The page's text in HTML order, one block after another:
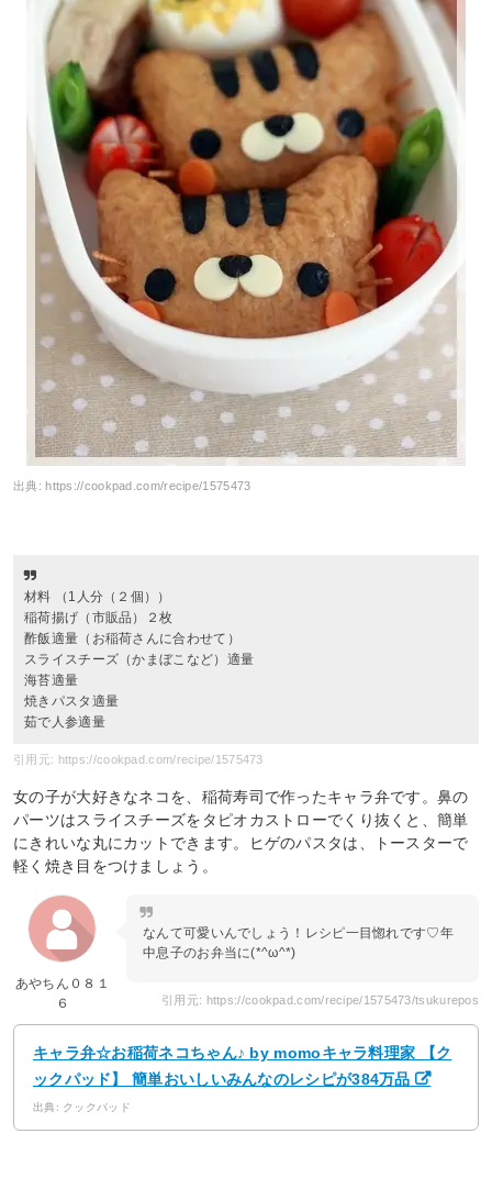
出典:https://cookpad.com/recipe/1575473
材料 （1人分（２個））
稲荷揚げ（市販品）２枚
酢飯適量（お稲荷さんに合わせて）
スライスチーズ（かまぼこなど）適量
海苔適量
焼きパスタ適量
茹で人参適量
引用元: https://cookpad.com/recipe/1575473
女の子が大好きなネコを、稲荷寿司で作ったキャラ弁です。鼻の
パーツはスライスチーズをタピオカストローでくり抜くと、簡単
にきれいな丸にカットできます。ヒゲのパスタは、トースターで
軽く焼き目をつけましょう。
あやちん０８１
６
なんて可愛いんでしょう！レシピ一目惚れです♡年
中息子のお弁当に(*^ω^*)
引用元: https://cookpad.com/recipe/1575473/tsukurepos
キャラ弁☆お稲荷ネコちゃん♪ by momoキャラ料理家 【ク
ックパッド】 簡単おいしいみんなのレシピが384万品
出典: クックパッド